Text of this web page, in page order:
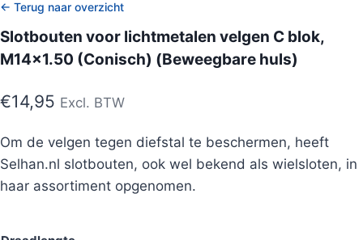
← Terug naar overzicht
Slotbouten voor lichtmetalen velgen C blok,
M14x1.50 (Conisch) (Beweegbare huls)
€14,95 Excl. BTW
Om de velgen tegen diefstal te beschermen, heeft
Selhan.nl slotbouten, ook wel bekend als wielsloten, in
haar assortiment opgenomen.